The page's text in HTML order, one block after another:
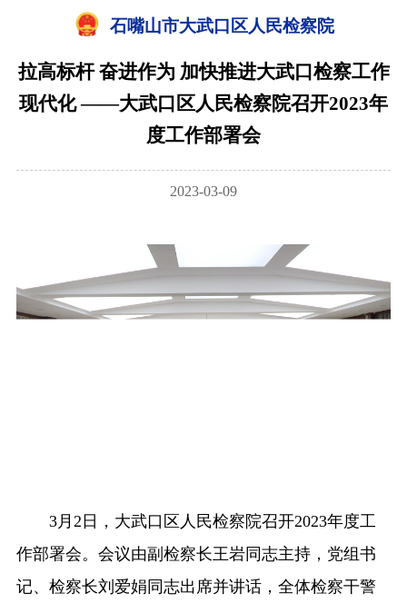
石嘴山市大武口区人民检察院
拉高标杆 奋进作为 加快推进大武口检察工作
现代化 ——大武口区人民检察院召开2023年
度工作部署会
2023-03-09
3月2日，大武口区人民检察院召开2023年度工
作部署会。会议由副检察长王岩同志主持，党组书
记、检察长刘爱娟同志出席并讲话，全体检察干警